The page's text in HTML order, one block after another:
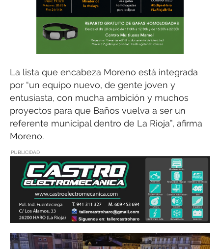
La lista que encabeza Moreno está integrada
por “un equipo nuevo, de gente joven y
entusiasta, con mucha ambición y muchos
proyectos para que Baños vuelva a ser un
referente municipal dentro de La Rioja”, afirma
Moreno.
PUBLICIDAD